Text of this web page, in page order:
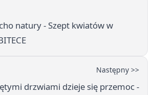
natury - Szept kwiatów w
Następny >>
drzwiami dzieje się przemoc -